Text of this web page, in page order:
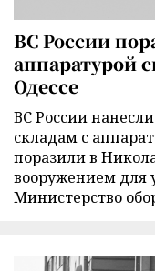
ВС России
аппаратурой
Одессе
ВС России
складам с
поразили в
вооружением для
Министерство